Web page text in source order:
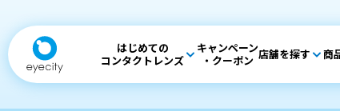
はじめての
コンタクトレンズ
キャンペーン
・クーポン 店舗を探す 商